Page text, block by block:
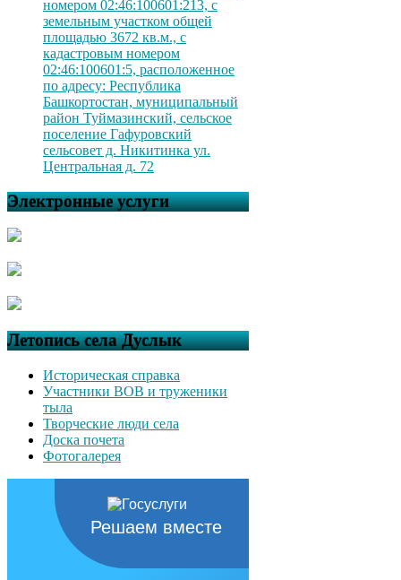
номером 02:46:100601:213, с
земельным участком общей
площадью 3672 кв.м., с
кадастровым номером
02:46:100601:5, расположенное
по адресу: Республика
Башкортостан, муниципальный
район Туймазинский, сельское
поселение Гафуровский
сельсовет д. Никитинка ул.
Центральная д. 72
Электронные услуги
Летопись села Дуслык
Историческая справка
Участники ВОВ и труженики
тыла
Творческие люди села
Доска почета
Фотогалерея
Решаем вместе